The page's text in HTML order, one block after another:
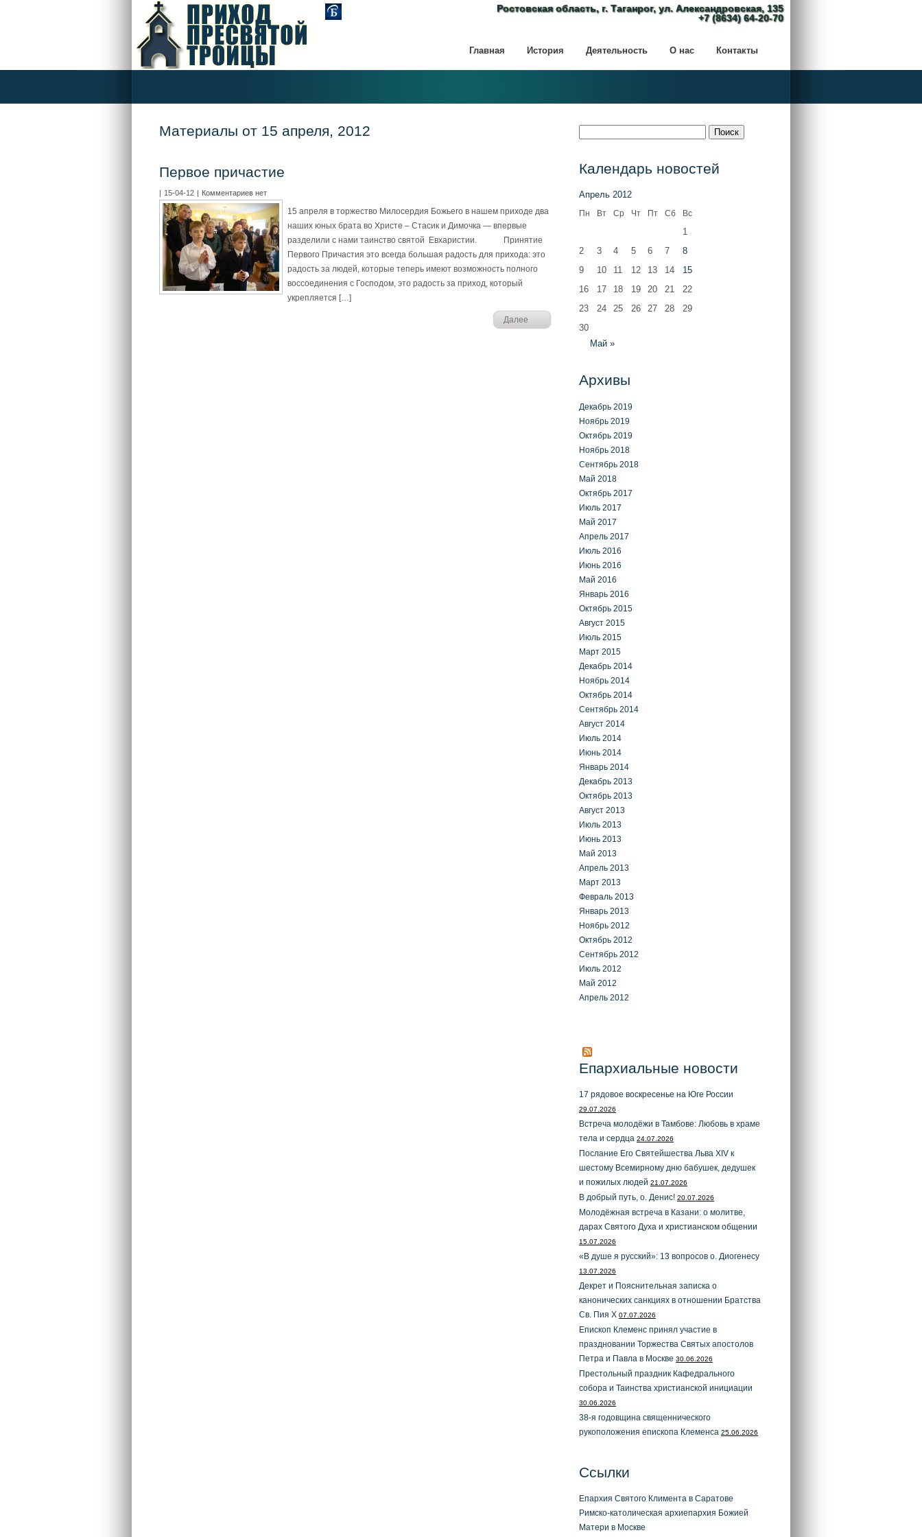
Ростовская область, г. Таганрог, ул. Александровская, 135
+7 (8634) 64-20-70
Главная История Деятельность О нас Контакты
Материалы от 15 апреля, 2012
Первое причастие
| 15-04-12 | Комментариев нет
15 апреля в торжество Милосердия Божьего в нашем приходе два
наших юных брата во Христе – Стасик и Димочка — впервые
разделили с нами таинство святой Евхаристии. Принятие
Первого Причастия это всегда большая радость для прихода: это
радость за людей, которые теперь имеют возможность полного
воссоединения с Господом, это радость за приход, который
укрепляется […]
Далее
Календарь новостей
Апрель 2012
Пн Вт Ср Чт Пт Сб Вс
1
2
3 4 5 6 7
8
9
10 11 12 13 14
15
16
17 18 19 20 21
22
23
24 25 26 27 28
29
30
Май »
Архивы
Декабрь 2019
Ноябрь 2019
Октябрь 2019
Ноябрь 2018
Сентябрь 2018
Май 2018
Октябрь 2017
Июль 2017
Май 2017
Апрель 2017
Июль 2016
Июнь 2016
Май 2016
Январь 2016
Октябрь 2015
Август 2015
Июль 2015
Март 2015
Декабрь 2014
Ноябрь 2014
Октябрь 2014
Сентябрь 2014
Август 2014
Июль 2014
Июнь 2014
Январь 2014
Декабрь 2013
Октябрь 2013
Август 2013
Июль 2013
Июнь 2013
Май 2013
Апрель 2013
Март 2013
Февраль 2013
Январь 2013
Ноябрь 2012
Октябрь 2012
Сентябрь 2012
Июль 2012
Май 2012
Апрель 2012
Епархиальные новости
17 рядовое воскресенье на Юге России
29.07.2026
Встреча молодёжи в Тамбове: Любовь в храме
тела и сердца 24.07.2026
Послание Его Святейшества Льва XIV к
шестому Всемирному дню бабушек, дедушек
и пожилых людей 21.07.2026
В добрый путь, о. Денис! 20.07.2026
Молодёжная встреча в Казани: о молитве,
дарах Святого Духа и христианском общении
15.07.2026
«В душе я русский»: 13 вопросов о. Диогенесу
13.07.2026
Декрет и Пояснительная записка о
канонических санкциях в отношении Братства
Св. Пия X 07.07.2026
Епископ Клеменс принял участие в
праздновании Торжества Святых апостолов
Петра и Павла в Москве 30.06.2026
Престольный праздник Кафедрального
собора и Таинства христианской инициации
30.06.2026
38-я годовщина священнического
рукоположения епископа Клеменса 25.06.2026
Ссылки
Епархия Святого Климента в Саратове
Римско-католическая архиепархия Божией
Матери в Москве